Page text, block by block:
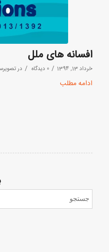
افسانه های ملل
خرداد 13, 1394 / 0 دیدگاه / در
ادامه مطلب